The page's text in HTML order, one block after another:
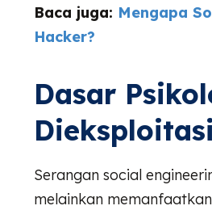
Baca juga: Mengapa
Hacker?
Dasar
Dieksploitasi
Serangan social
melainkan